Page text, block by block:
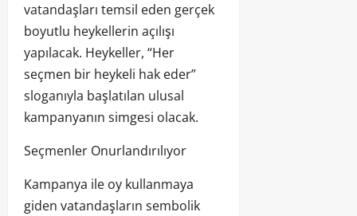
vatandaşları temsil eden gerçek
boyutlu heykellerin açılışı
yapılacak. Heykeller, “Her
seçmen bir heykeli hak eder”
sloganıyla başlatılan ulusal
kampanyanın simgesi olacak.
Seçmenler Onurlandırılıyor
Kampanya ile oy kullanmaya
giden vatandaşların sembolik